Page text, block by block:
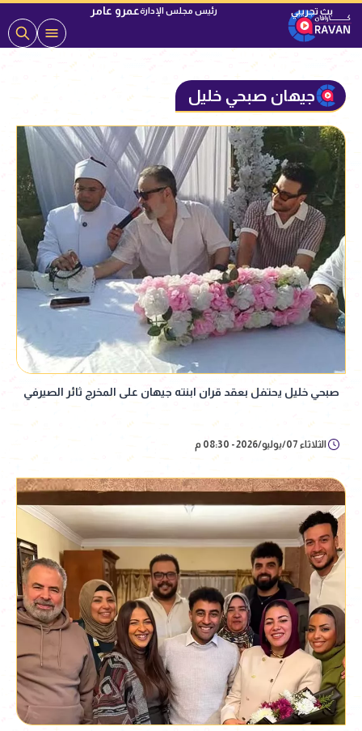
رئيس مجلس الإدارةعمرو عامر
جيهان صبحي خليل
صبحي خليل يحتفل بعقد قران ابنته جيهان على المخرج ثائر الصيرفي
الثلاثاء 07/يوليو/2026 - 08:30 م